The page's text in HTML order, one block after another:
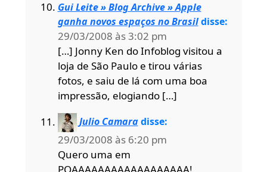
Gui Leite » Blog Archive » Apple
ganha novos espaços no Brasil disse:
29/03/2008 às 3:02 pm
[…] Jonny Ken do Infoblog visitou a
loja de São Paulo e tirou várias
fotos, e saiu de lá com uma boa
impressão, elogiando […]
Julio Camara disse:
29/03/2008 às 6:20 pm
Quero uma em